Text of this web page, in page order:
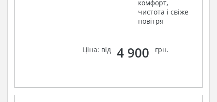
комфорт,
чистота і свіже
повітря
Ціна: від 4 900 грн.